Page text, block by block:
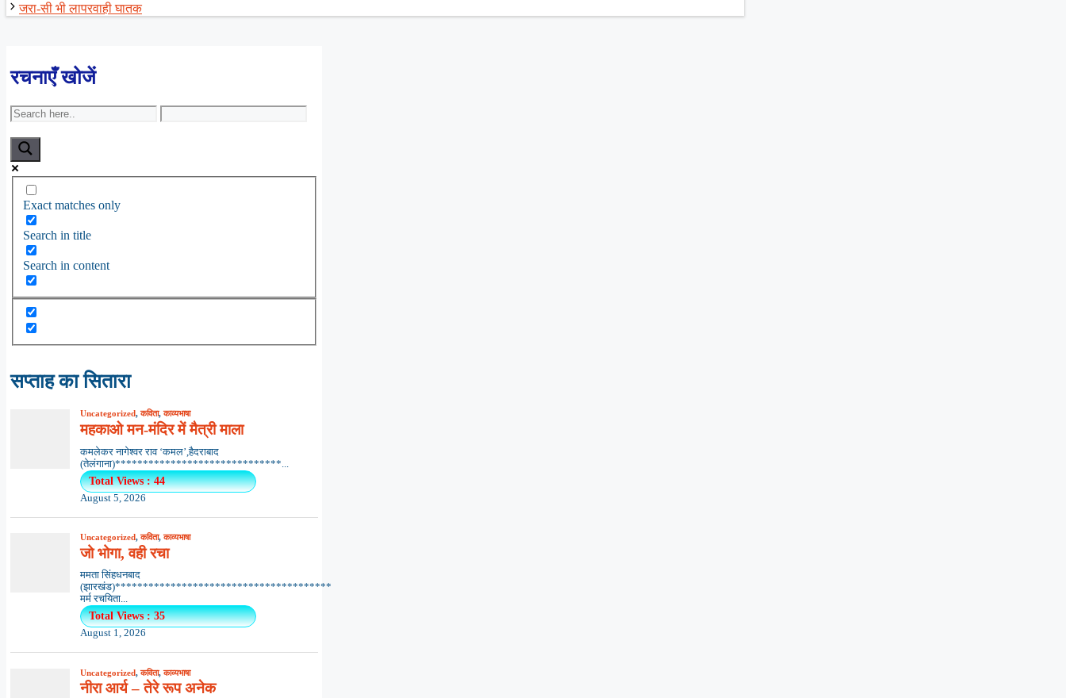
जरा-सी भी लापरवाही घातक
रचनाएँ खोजें
Exact matches only
Search in title
Search in content
सप्ताह का सितारा
Uncategorized,कविता,काव्यभाषा
महकाओ मन-मंदिर में मैत्री माला
कमलेकर नागेश्वर राव ‘कमल’,हैदराबाद
(तेलंगाना)******************************...
Total Views : 44
August 5, 2026
Uncategorized,कविता,काव्यभाषा
जो भोगा, वही रचा
ममता सिंहधनबाद
(झारखंड)***************************************
मर्म रचयिता...
Total Views : 35
August 1, 2026
Uncategorized,कविता,काव्यभाषा
नीरा आर्य – तेरे रूप अनेक